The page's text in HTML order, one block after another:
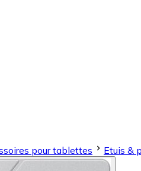
pour tablettes Etuis &